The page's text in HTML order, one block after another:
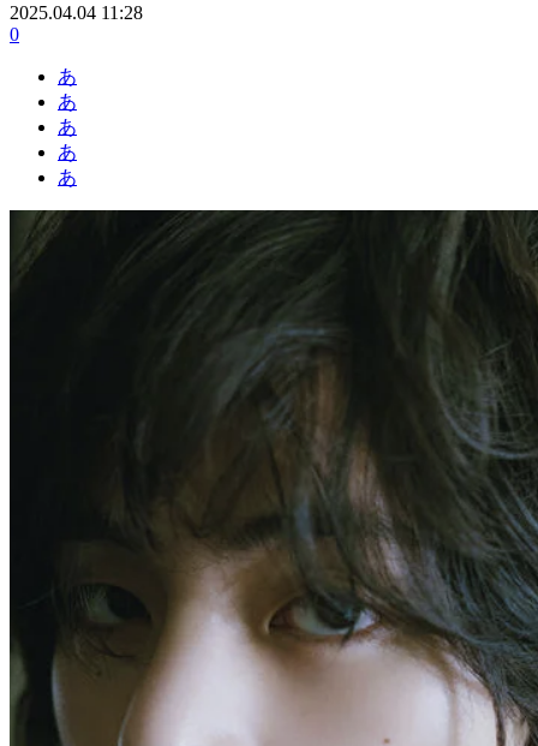
2025.04.04 11:28
0
あ
あ
あ
あ
あ